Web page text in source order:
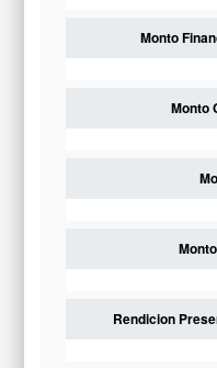
Monto
Monto
Rendicion